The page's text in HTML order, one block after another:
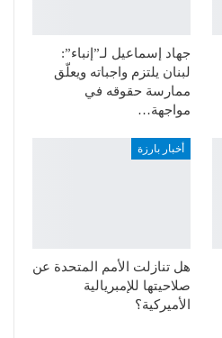
جهاد إسماعيل لـ”إنباء”:
لبنان يلتزم واجباته ويعلّق
ممارسة حقوقه في
مواجهة…
أخبار بارزة
هل تنازلت الأمم المتحدة عن
صلاحيتها للإمبريالية
الأميركية؟